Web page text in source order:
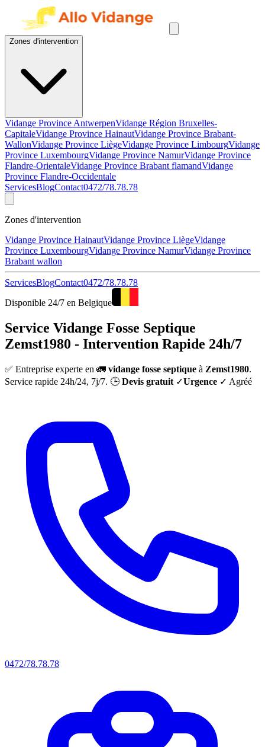
Zones d'intervention
Vidange Province AntwerpenVidange Région Bruxelles-
CapitaleVidange Province HainautVidange Province Brabant-
WallonVidange Province LiègeVidange Province LimbourgVidange
Province LuxembourgVidange Province NamurVidange Province
Flandre-OrientaleVidange Province Brabant flamandVidange
Province Flandre-Occidentale
ServicesBlogContact0472/78.78.78
Zones d'intervention
Vidange Province HainautVidange Province LiègeVidange
Province LuxembourgVidange Province NamurVidange Province
Brabant wallon
ServicesBlogContact0472/78.78.78
Disponible 24/7 en Belgique
Service Vidange Fosse Septique
Zemst1980 - Intervention Rapide 24h/7
✅ Entreprise experte en 🚛 vidange fosse septique à Zemst1980.
Service rapide 24h/24, 7j/7. 🕒 Devis gratuit ✓Urgence ✓ Agréé
0472/78.78.78